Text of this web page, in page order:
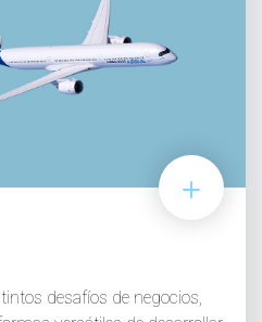
desafíos de negocios,